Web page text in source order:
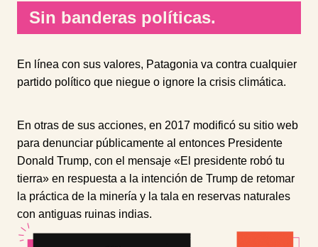
Sin banderas políticas.
En línea con sus valores, Patagonia va contra cualquier
partido político que niegue o ignore la crisis climática.
En otras de sus acciones, en 2017 modificó su sitio web
para denunciar públicamente al entonces Presidente
Donald Trump, con el mensaje «El presidente robó tu
tierra» en respuesta a la intención de Trump de retomar
la práctica de la minería y la tala en reservas naturales
con antiguas ruinas indias.